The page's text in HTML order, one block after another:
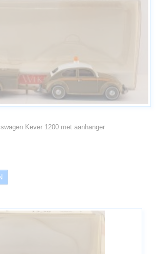
Kever 1200 met aanhanger